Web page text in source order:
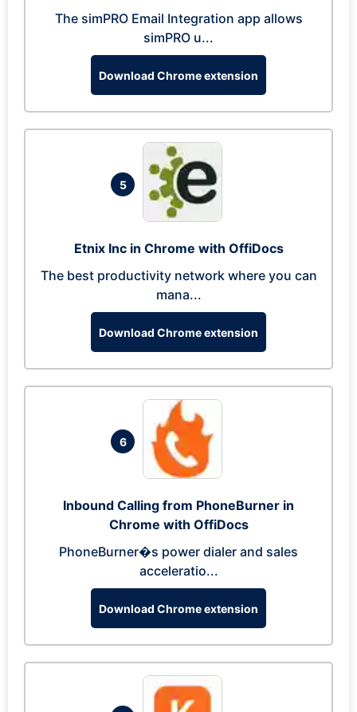
The simPRO Email Integration app allows
simPRO u...
Download Chrome extension
5
Etnix Inc in Chrome with OffiDocs
The best productivity network where you can
mana...
Download Chrome extension
6
Inbound Calling from PhoneBurner in
Chrome with OffiDocs
PhoneBurner�s power dialer and sales
acceleratio...
Download Chrome extension